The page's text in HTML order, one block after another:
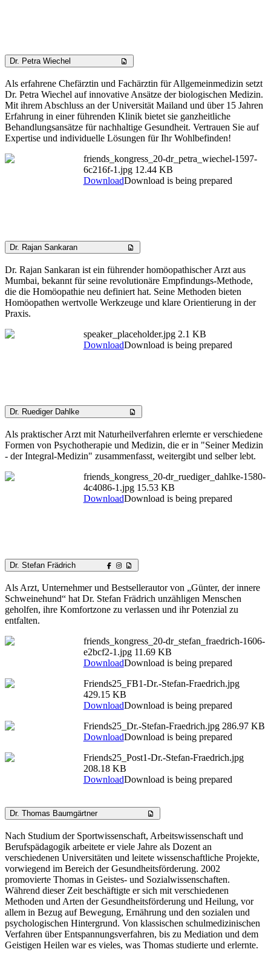
Dr. Petra Wiechel
Als erfahrene Chefärztin und Fachärztin für Allgemeinmedizin setzt
Dr. Petra Wiechel auf innovative Ansätze der biologischen Medizin.
Mit ihrem Abschluss an der Universität Mailand und über 15 Jahren
Erfahrung in einer führenden Klinik bietet sie ganzheitliche
Behandlungsansätze für nachhaltige Gesundheit. Vertrauen Sie auf
Expertise und individuelle Lösungen für Ihr Wohlbefinden!
friends_kongress_20-dr_petra_wiechel-1597-
6c216f-1.jpg 12.44 KB
DownloadDownload is being prepared
Dr. Rajan Sankaran
Dr. Rajan Sankaran ist ein führender homöopathischer Arzt aus
Mumbai, bekannt für seine revolutionäre Empfindungs-Methode,
die die Homöopathie neu definiert hat. Seine Methoden bieten
Homöopathen wertvolle Werkzeuge und klare Orientierung in der
Praxis.
speaker_placeholder.jpg 2.1 KB
DownloadDownload is being prepared
Dr. Ruediger Dahlke
Als praktischer Arzt mit Naturheilverfahren erlernte er verschiedene
Formen von Psychotherapie und Medizin, die er in "Seiner Medizin
- der Integral-Medizin" zusammenfasst, weitergibt und selber lebt.
friends_kongress_20-dr_ruediger_dahlke-1580-
4c4086-1.jpg 15.53 KB
DownloadDownload is being prepared
Dr. Stefan Frädrich
Als Arzt, Unternehmer und Bestsellerautor von „Günter, der innere
Schweinehund“ hat Dr. Stefan Frädrich unzähligen Menschen
geholfen, ihre Komfortzone zu verlassen und ihr Potenzial zu
entfalten.
friends_kongress_20-dr_stefan_fraedrich-1606-
e2bcf2-1.jpg 11.69 KB
DownloadDownload is being prepared
Friends25_FB1-Dr.-Stefan-Fraedrich.jpg
429.15 KB
DownloadDownload is being prepared
Friends25_Dr.-Stefan-Fraedrich.jpg 286.97 KB
DownloadDownload is being prepared
Friends25_Post1-Dr.-Stefan-Fraedrich.jpg
208.18 KB
DownloadDownload is being prepared
Dr. Thomas Baumgärtner
Nach Studium der Sportwissenschaft, Arbeitswissenschaft und
Berufspädagogik arbeitete er viele Jahre als Dozent an
verschiedenen Universitäten und leitete wissenschaftliche Projekte,
vorwiegend im Bereich der Gesundheitsförderung. 2002
promovierte Thomas in Geistes- und Sozialwissenschaften.
Während dieser Zeit beschäftigte er sich mit verschiedenen
Methoden und Arten der Gesundheitsförderung und Heilung, vor
allem in Bezug auf Bewegung, Ernährung und den sozialen und
psychologischen Hintergrund. Von klassischen schulmedizinischen
Verfahren über Entspannungsverfahren, bis zu Mediation und dem
Geistigen Heilen war es vieles, was Thomas studierte und erlernte.